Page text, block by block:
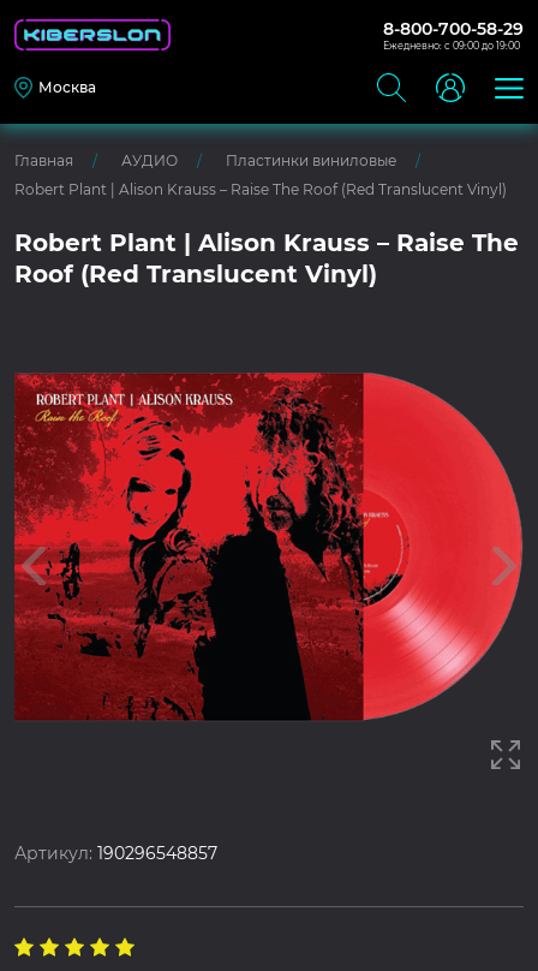
8-800-700-58-29
Ежедневно: с 09:00 до 19:00
Москва
Главная АУДИО
Пластинки виниловые
Robert Plant | Alison Krauss – Raise The Roof (Red Translucent Vinyl)
Robert Plant | Alison Krauss – Raise The
Roof (Red Translucent Vinyl)
Артикул:190296548857